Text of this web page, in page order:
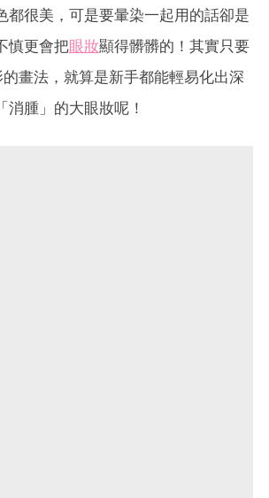
都很美，可是要暈染一起用的話卻是
慎更會把眼妝顯得髒髒的！其實只要
畫法，就算是新手都能輕易化出深
消腫」的大眼妝呢！